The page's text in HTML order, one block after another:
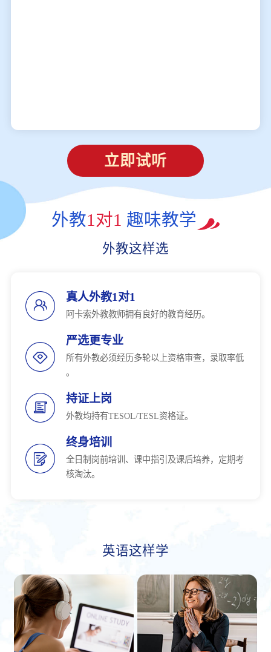
立即试听
外教1对1 趣味教学
外教这样选
真人外教1对1
阿卡索外教教师拥有良好的教育经历。
严选更专业
所有外教必须经历多轮以上资格审查，录取率低
。
持证上岗
外教均持有TESOL/TESL资格证。
终身培训
全日制岗前培训、课中指引及课后培养，定期考
核淘汰。
英语这样学